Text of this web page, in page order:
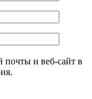
почты и веб-сайт в